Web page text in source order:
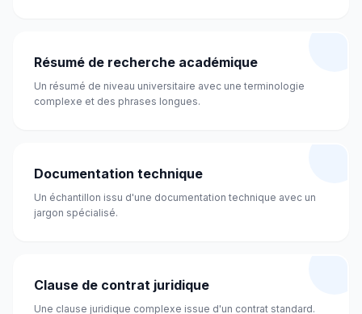
Résumé de recherche académique
Un résumé de niveau universitaire avec une terminologie
complexe et des phrases longues.
Documentation technique
Un échantillon issu d'une documentation technique avec un
jargon spécialisé.
Clause de contrat juridique
Une clause juridique complexe issue d'un contrat standard.